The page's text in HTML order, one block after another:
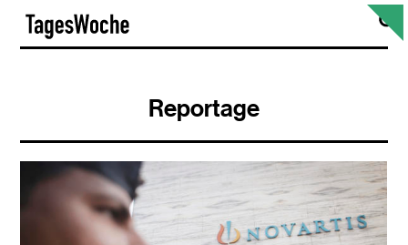
Skip
content
Reportage